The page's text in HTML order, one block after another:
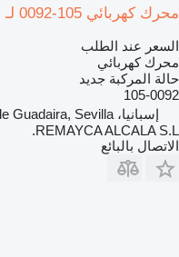
محرك كهربائي 105-0092 لـ حفارة Caterpillar 320E
السعر عند الطلب
محرك كهربائي
حالة المركبة جديد
105-0092
إسبانيا، Alcalá de Guadaira, Sevilla
REMAYCA ALCALA S.L.
الاتصال بالبائع